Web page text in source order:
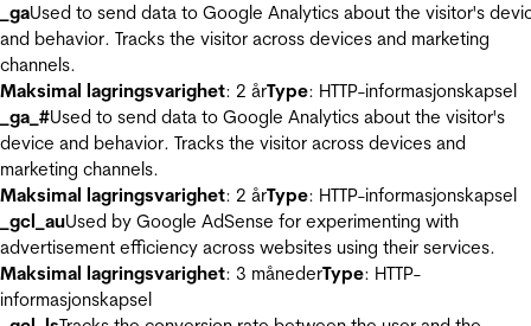
_gaUsed to send data to Google Analytics about the visitor's
and behavior. Tracks the visitor across devices and marketing
channels.
Maksimal lagringsvarighet: 2 årType: HTTP-informasjonskapsel
_ga_#Used to send data to Google Analytics about the visitor's
device and behavior. Tracks the visitor across devices and
marketing channels.
Maksimal lagringsvarighet: 2 årType: HTTP-informasjonskapsel
_gcl_auUsed by Google AdSense for experimenting with
advertisement efficiency across websites using their services.
Maksimal lagringsvarighet: 3 månederType: HTTP-
informasjonskapsel